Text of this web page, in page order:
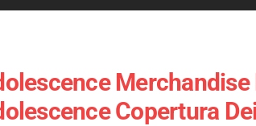
Merchandise
Copertura